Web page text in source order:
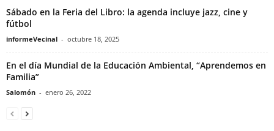
Sábado en la Feria del Libro: la agenda incluye jazz, cine y
fútbol
informeVecinal - octubre 18, 2025
En el día Mundial de la Educación Ambiental, “Aprendemos en
Familia”
Salomón - enero 26, 2022